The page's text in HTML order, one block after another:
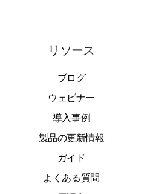
リソース
ブログ
ウェビナー
導入事例
製品の更新情報
ガイド
よくある質問